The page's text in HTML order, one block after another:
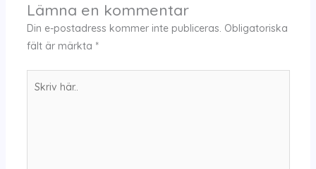
Lämna en kommentar
Din e-postadress kommer inte publiceras. Obligatoriska
fält är märkta *